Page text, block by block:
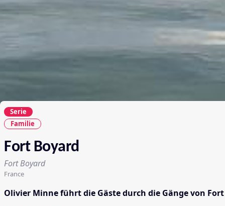
Serie
Familie
Fort Boyard
Fort Boyard
France
Olivier Minne führt die Gäste durch die Gänge von